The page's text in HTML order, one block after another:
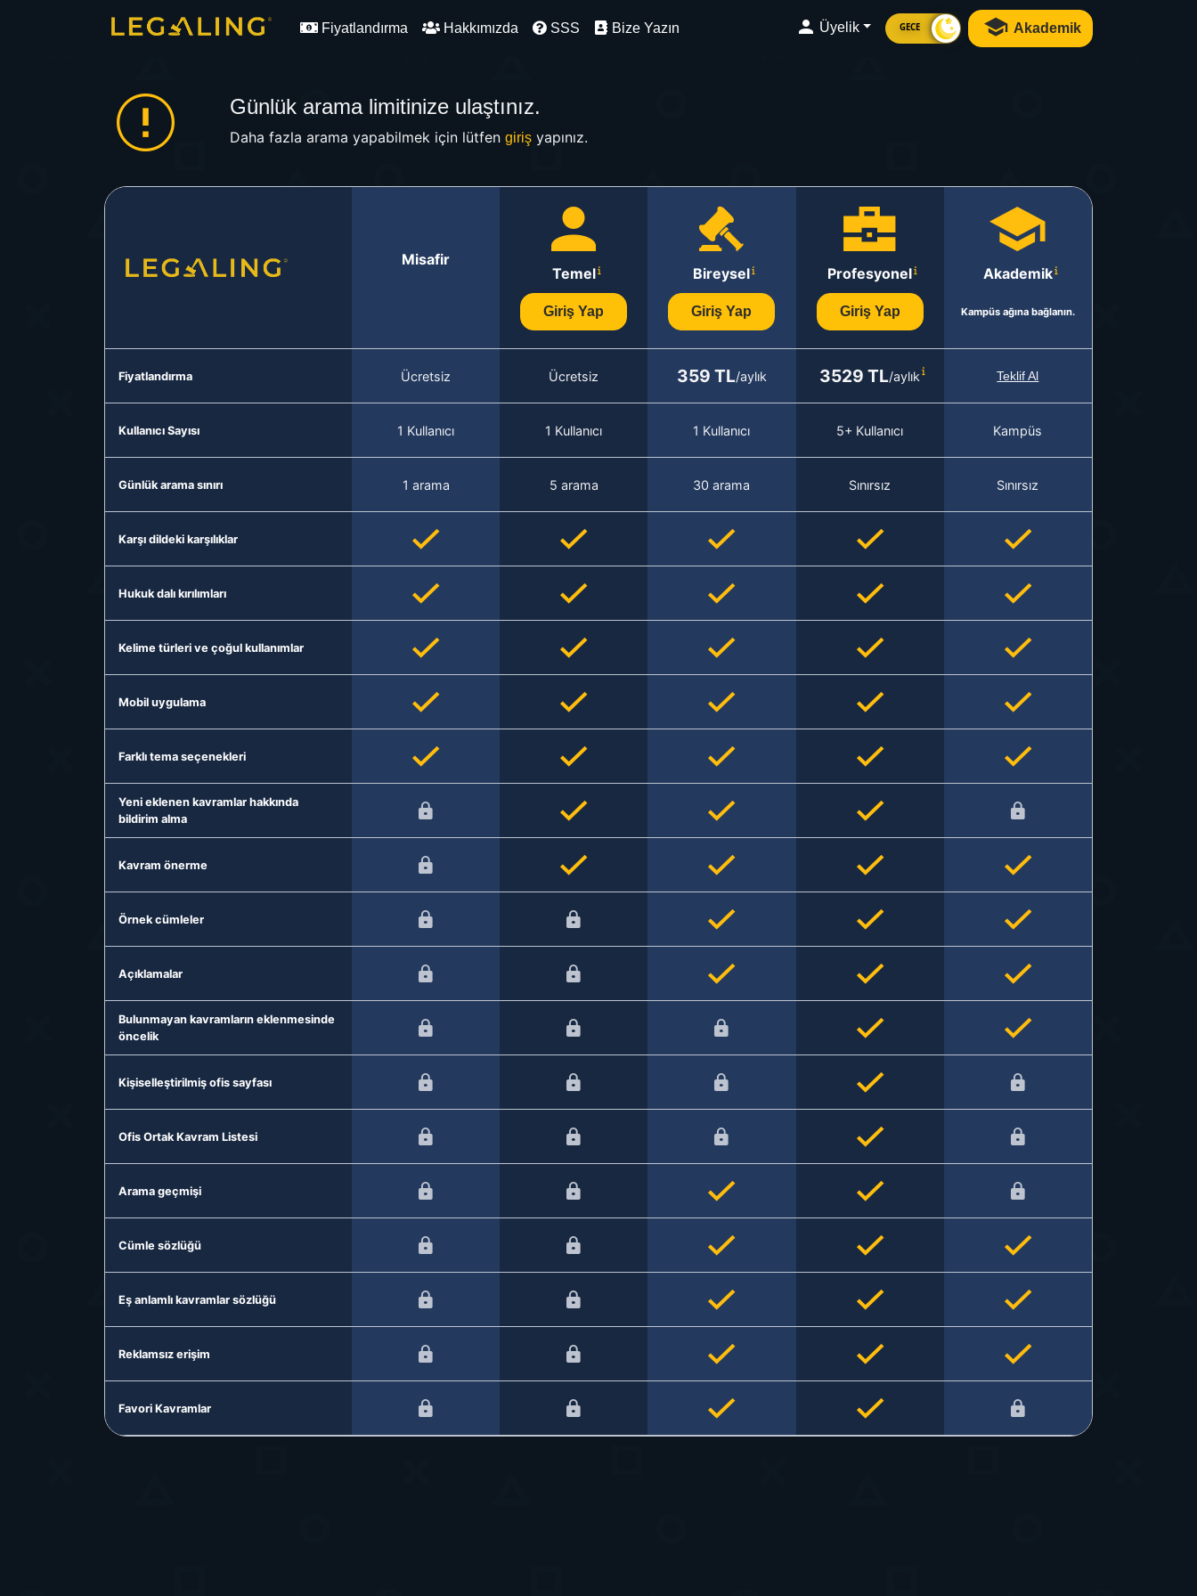
Fiyatlandırma Hakkımızda SSS Bize Yazın Üyelik GECE Akademik
Günlük arama limitinize ulaştınız.
Daha fazla arama yapabilmek için lütfen girişyapınız.
Misafir
Temel
Giriş Yap
Bireysel
Giriş Yap
Profesyonel
Giriş Yap
Akademik
Kampüs ağına bağlanın.
Fiyatlandırma Ücretsiz Ücretsiz 359 TL/aylık 3529 TL/aylık Teklif Al
Kullanıcı Sayısı 1 Kullanıcı 1 Kullanıcı 1 Kullanıcı 5+ Kullanıcı Kampüs
Günlük arama sınırı 1 arama 5 arama 30 arama Sınırsız Sınırsız
Karşı dildeki karşılıklar
Hukuk dalı kırılımları
Kelime türleri ve çoğul kullanımlar
Mobil uygulama
Farklı tema seçenekleri
Yeni eklenen kavramlar hakkında
bildirim alma
Kavram önerme
Örnek cümleler
Açıklamalar
Bulunmayan kavramların eklenmesinde
öncelik
Kişiselleştirilmiş ofis sayfası
Ofis Ortak Kavram Listesi
Arama geçmişi
Cümle sözlüğü
Eş anlamlı kavramlar sözlüğü
Reklamsız erişim
Favori Kavramlar